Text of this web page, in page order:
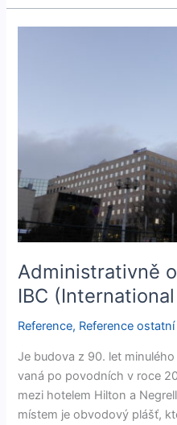
Administrativně
IBC
Reference, Reference ostatní
Je budo­va z 90. let
vaná po povod­ních v roce
mezi hotelem Hilton a
místem je obvodový plášť,